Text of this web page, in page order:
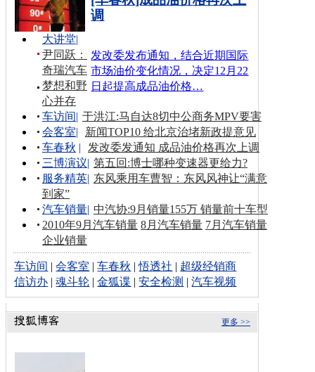
调
发改委发布通知，结合近期国际
市场油价变化情况，决定12月22
日起提高成品油价格…
大讲堂|
尹同跃：
奇瑞汽车
梦想和野
心并存
车访间| 于洪江:马自达8切中公商务MPV要害
会客室|
新闻TOP10 给北京治堵新政提意见
车春秋 |
发改委发通知 成品油价格再次上调
三博演议| 第五回:博士哪种变速器更给力?
服务精英| 东风乘用车曹智：东风风神让“满意
到家”
汽车销量| 中汽协:9月销量155万 销量前十车型
2010年9月汽车销量 8月汽车销量 7月汽车销量
企业销量
车访间 |会客室 |车春秋 |悟透社 | 超级经销商
信访办 |魂斗轮 |金狐谍 |安全检测 |汽车视频
更多 >>